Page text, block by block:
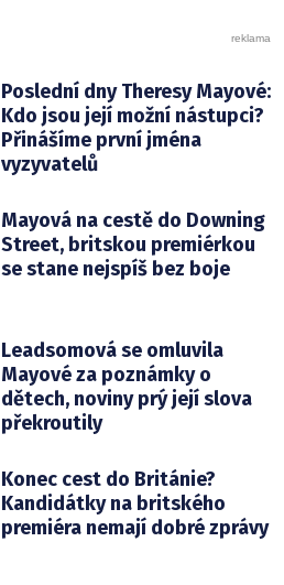
Poslední dny Theresy Mayové:
Kdo jsou její možní nástupci?
Přinášíme první jména
vyzyvatelů
Mayová na cestě do Downing
Street, britskou premiérkou
se stane nejspíš bez boje
Leadsomová se omluvila
Mayové za poznámky o
dětech, noviny prý její slova
překroutily
Konec cest do Británie?
Kandidátky na britského
premiéra nemají dobré zprávy